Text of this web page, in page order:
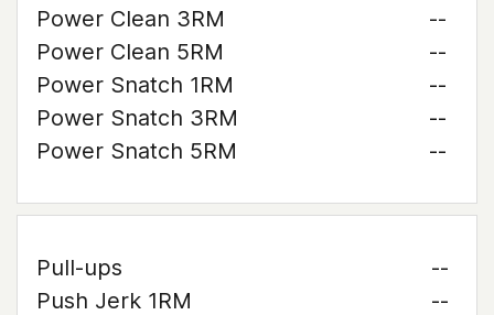
Power Clean 3RM
--
Power Clean 5RM
--
Power Snatch 1RM
--
Power Snatch 3RM
--
Power Snatch 5RM
--
Pull-ups
--
Push Jerk 1RM
--